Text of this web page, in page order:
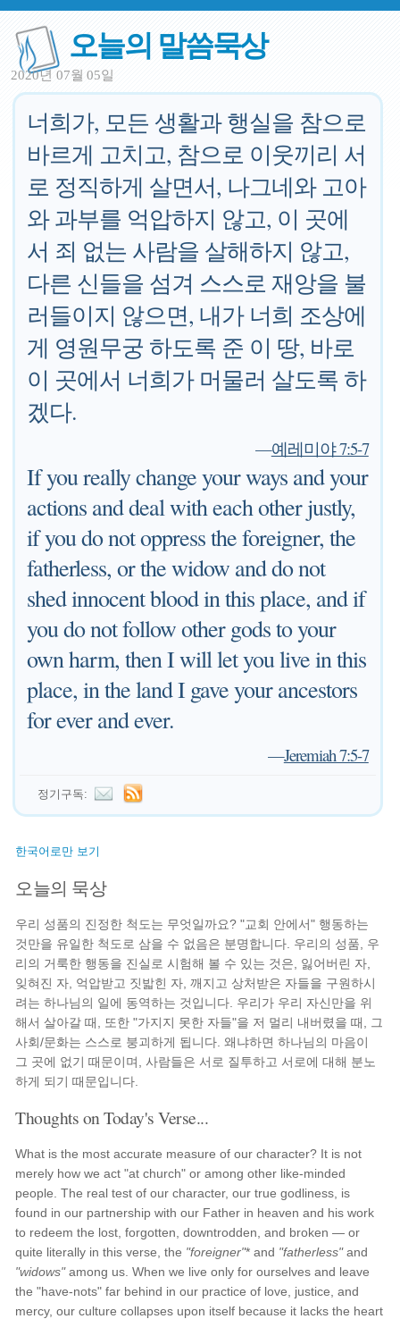
오늘의 말씀묵상
2020년 07월 05일
너희가, 모든 생활과 행실을 참으로
바르게 고치고, 참으로 이웃끼리 서
로 정직하게 살면서, 나그네와 고아
와 과부를 억압하지 않고, 이 곳에
서 죄 없는 사람을 살해하지 않고,
다른 신들을 섬겨 스스로 재앙을 불
러들이지 않으면, 내가 너희 조상에
게 영원무궁 하도록 준 이 땅, 바로
이 곳에서 너희가 머물러 살도록 하
겠다.
—예레미야 7:5-7
If you really change your ways and your
actions and deal with each other justly,
if you do not oppress the foreigner, the
fatherless, or the widow and do not
shed innocent blood in this place, and if
you do not follow other gods to your
own harm, then I will let you live in this
place, in the land I gave your ancestors
for ever and ever.
—Jeremiah 7:5-7
정기구독:
한국어로만 보기
오늘의 묵상
우리 성품의 진정한 척도는 무엇일까요? "교회 안에서" 행동하는
것만을 유일한 척도로 삼을 수 없음은 분명합니다. 우리의 성품, 우
리의 거룩한 행동을 진실로 시험해 볼 수 있는 것은, 잃어버린 자,
잊혀진 자, 억압받고 짓밟힌 자, 깨지고 상처받은 자들을 구원하시
려는 하나님의 일에 동역하는 것입니다. 우리가 우리 자신만을 위
해서 살아갈 때, 또한 "가지지 못한 자들"을 저 멀리 내버렸을 때, 그
사회/문화는 스스로 붕괴하게 됩니다. 왜냐하면 하나님의 마음이
그 곳에 없기 때문이며, 사람들은 서로 질투하고 서로에 대해 분노
하게 되기 때문입니다.
Thoughts on Today's Verse...
What is the most accurate measure of our character? It is not
merely how we act "at church" or among other like-minded
people. The real test of our character, our true godliness, is
found in our partnership with our Father in heaven and his work
to redeem the lost, forgotten, downtrodden, and broken — or
quite literally in this verse, the "foreigner"* and "fatherless"and
"widows"among us. When we live only for ourselves and leave
the "have-nots" far behind in our practice of love, justice, and
mercy, our culture collapses upon itself because it lacks the heart